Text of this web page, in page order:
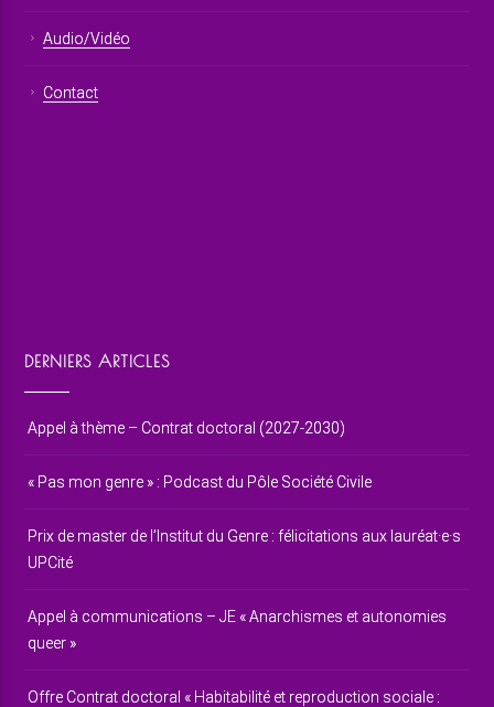
Audio/Vidéo
Contact
DERNIERS ARTICLES
Appel à thème – Contrat doctoral (2027-2030)
« Pas mon genre » : Podcast du Pôle Société Civile
Prix de master de l’Institut du Genre : félicitations aux lauréat·e·s
UPCité
Appel à communications – JE « Anarchismes et autonomies
queer »
Offre Contrat doctoral « Habitabilité et reproduction sociale :